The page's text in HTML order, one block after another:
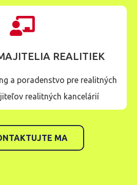
REALITIEK
a poradenstvo pre realitných
realitných kancelárií
MA